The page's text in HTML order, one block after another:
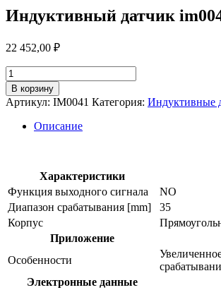
Индуктивный датчик
22 452,00 ₽
Количество
товара
Индуктивный
датчик
im0041
В корзину
Артикул: IM0041 Категория: Индуктивные
Описание
Характеристики
Функция выходного сигнала
NO
Диапазон срабатывания [mm]
35
Корпус
Приложение
Особенности
Электронные данные